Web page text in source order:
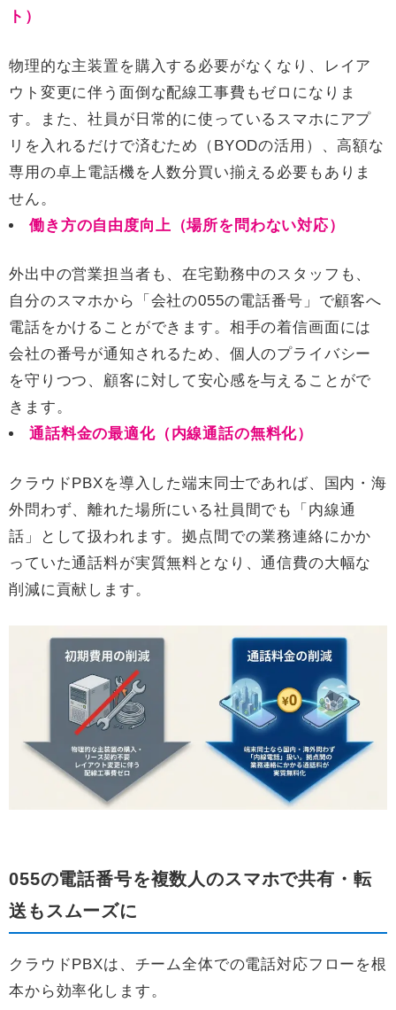
ト）
物理的な主装置を購入する必要がなくなり、レイア
ウト変更に伴う面倒な配線工事費もゼロになりま
す。また、社員が日常的に使っているスマホにアプ
リを入れるだけで済むため（BYODの活用）、高額な
専用の卓上電話機を人数分買い揃える必要もありま
せん。
働き方の自由度向上（場所を問わない対応）
外出中の営業担当者も、在宅勤務中のスタッフも、
自分のスマホから「会社の055の電話番号」で顧客へ
電話をかけることができます。相手の着信画面には
会社の番号が通知されるため、個人のプライバシー
を守りつつ、顧客に対して安心感を与えることがで
きます。
通話料金の最適化（内線通話の無料化）
クラウドPBXを導入した端末同士であれば、国内・海
外問わず、離れた場所にいる社員間でも「内線通
話」として扱われます。拠点間での業務連絡にかか
っていた通話料が実質無料となり、通信費の大幅な
削減に貢献します。
055の電話番号を複数人のスマホで共有・転
送もスムーズに
クラウドPBXは、チーム全体での電話対応フローを根
本から効率化します。